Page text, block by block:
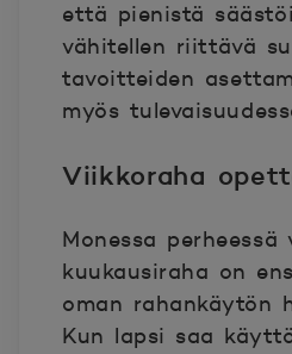
että pienistä
vähitellen riittävä
tavoitteiden
myös
Viikkoraha
Monessa
kuukausiraha on
oman rahankäytön
Kun lapsi saa